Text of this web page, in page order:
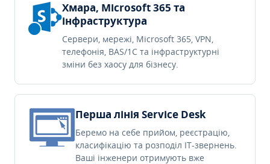
Хмара, Microsoft 365 та
інфраструктура
Сервери, мережі, Microsoft 365, VPN,
телефонія, BAS/1C та інфраструктурні
зміни без хаосу для бізнесу.
Перша лінія Service Desk
Беремо на себе прийом, реєстрацію,
класифікацію та розподіл IT-звернень.
Ваші інженери отримують вже